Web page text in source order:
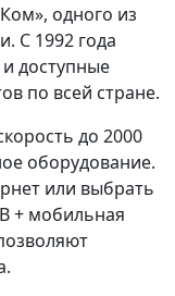
одного из
С 1992 года
доступные
по всей стране.
до 2000
оборудование.
или выбрать
+ мобильная